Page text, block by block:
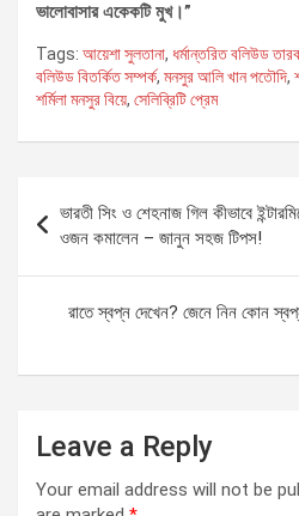
ভালোবাসার একেকটি মুখ।”
Tags: আয়েশা সুলতানা, ধর্মান্তরিত বলিউড
বলিউড বিতর্কিত সম্পর্ক, মনসুর আলি খান পতৌদি,
শর্মিলা মনসুর বিয়ে, সেলিব্রিটি প্রেম
navigation
ভারতী সিং ও শেহনাজ গিল কীভাবে
ওজন কমালেন – জানুন সহজ টিপস!
রাতে স্বপ্ন দেখেন? জেনে নিন কোন
Leave a Reply
Your email address will not be